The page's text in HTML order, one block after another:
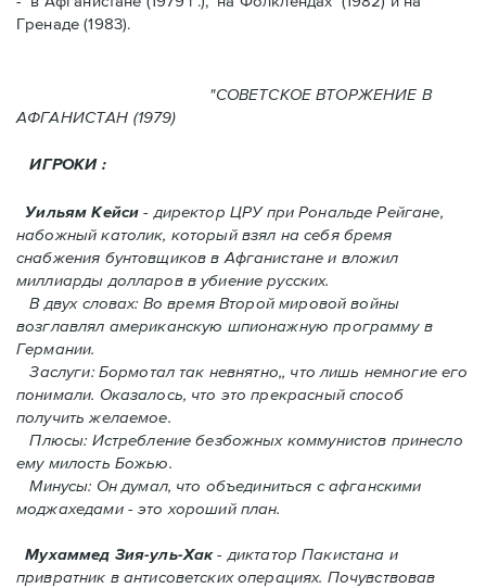
Гренадe (1983).
"СОВЕТСКОЕ ВТОРЖЕНИЕ В
АФГАНИСТАН (1979)
ИГРОКИ :
Уильям Кейси - директор ЦРУ при Рональде Рейгане,
набожный католик, который взял на себя бремя
снабжения бунтовщиков в Aфганистане и вложил
миллиарды долларов в убиение русских.
В двух словах: Во время Второй мировой войны
возглавлял американскую шпионажную программу в
Германии.
Заслуги: Бормотал так невнятно,, что лишь немногие его
понимали. Oказалось, что это прекрасный способ
получить желаемое.
Плюсы: Истребление безбожных коммунистов принесло
ему милость Божью.
Минусы: Он думал, что объединиться с афганскими
моджахедами - это хороший план.
Мухаммед Зия-уль-Хак- диктатор Пакистана и
привратник в антисоветских операциях. Почувствовав